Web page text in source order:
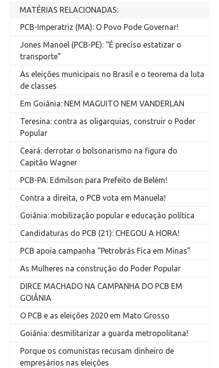
MATÉRIAS RELACIONADAS:
PCB-Imperatriz (MA): O Povo Pode Governar!
Jones Manoel (PCB-PE): “É preciso estatizar o
transporte”
As eleições municipais no Brasil e o teorema da luta
de classes
Em Goiânia: NEM MAGUITO NEM VANDERLAN
Teresina: contra as oligarquias, construir o Poder
Popular
Ceará: derrotar o bolsonarismo na figura do
Capitão Wagner
PCB-PA: Edmilson para Prefeito de Belém!
Contra a direita, o PCB vota em Manuela!
Goiânia: mobilização popular e educação política
Candidaturas do PCB (21): CHEGOU A HORA!
PCB apoia campanha “Petrobrás Fica em Minas”
As Mulheres na construção do Poder Popular
DIRCE MACHADO NA CAMPANHA DO PCB EM
GOIÂNIA
O PCB e as eleições 2020 em Mato Grosso
Goiânia: desmilitarizar a guarda metropolitana!
Porque os comunistas recusam dinheiro de
empresários nas eleições